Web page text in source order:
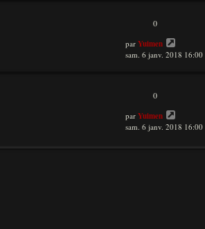
0
par Yuimen
sam. 6 janv. 2018 16:00
0
par Yuimen
sam. 6 janv. 2018 16:00